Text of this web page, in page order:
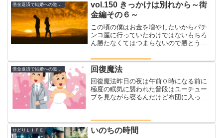
借金返済で結婚への道のり
vol.150 きっかけは別れから～街
金編その６～
この頃の僕はお金を増やしたいからパチ
ンコ屋に行っていたわけではないもちろ
ん勝たなくてはつまらないので勝とうと
したいというよりはただただ楽しかった
というのが理由です勝ち負けよりも打ち
たい！！！このマ...
回復魔法
回復魔法昨日の夜は午前０時になる前に
極度の眠気に襲われた普段はユーチュー
ブを見ながら寝るんだけど布団に入った
ローの夜泣きで起きるんだけど１度も目
が覚めること無く眠ったお...
せどりＬＩＦＥ いのちの時間